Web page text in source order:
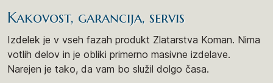
Kakovost, garancija, servis
Izdelek je v vseh fazah produkt Zlatarstva Koman. Nima
votlih delov in je obliki primerno masivne izdelave.
Narejen je tako, da vam bo služil dolgo časa.